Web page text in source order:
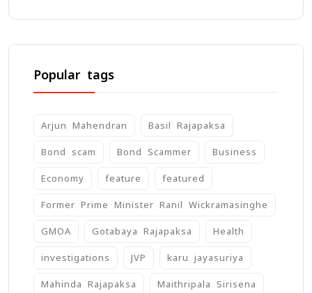
Popular tags
Arjun Mahendran Basil Rajapaksa
Bond scam Bond Scammer Business
Economy feature featured
Former Prime Minister Ranil Wickramasinghe
GMOA Gotabaya Rajapaksa Health
investigations JVP karu jayasuriya
Mahinda Rajapaksa Maithripala Sirisena